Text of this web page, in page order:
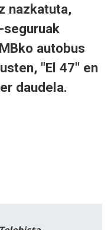
nazkatuta,
autobus
"El 47" en
daudela.